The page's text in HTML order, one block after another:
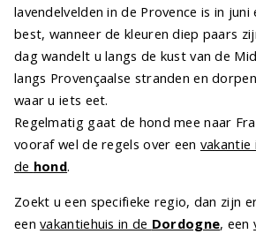
lavendelvelden in de Provence is in juni
best, wanneer de kleuren diep paars
dag wandelt u langs de kust van de
langs Provençaalse stranden en
waar u iets eet.
Regelmatig gaat de hond mee naar
vooraf wel de regels over een vakantie
de hond.
Zoekt u een specifieke regio, dan zijn
eenvakantiehuis in de Dordogne, een